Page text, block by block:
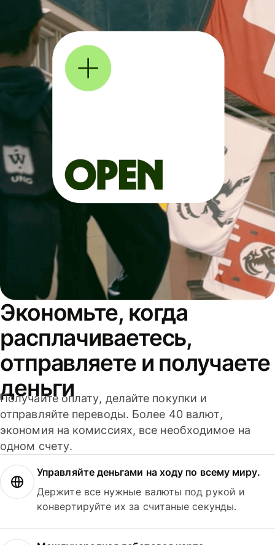
Экономьте, когда
расплачиваетесь,
отправляете и получаете
деньги
Получайте оплату, делайте покупки и
отправляйте переводы. Более 40 валют,
экономия на комиссиях, все необходимое на
одном счету.
Управляйте деньгами на ходу по всему миру.
Держите все нужные валюты под рукой и
конвертируйте их за считаные секунды.